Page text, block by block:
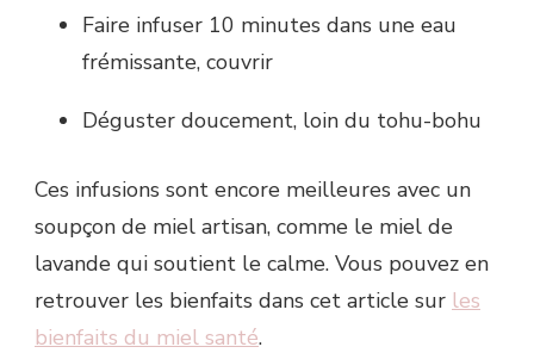
Faire infuser 10 minutes dans une eau
frémissante, couvrir
Déguster doucement, loin du tohu-bohu
Ces infusions sont encore meilleures avec un
soupçon de miel artisan, comme le miel de
lavande qui soutient le calme. Vous pouvez en
retrouver les bienfaits dans cet article sur les
bienfaits du miel santé.